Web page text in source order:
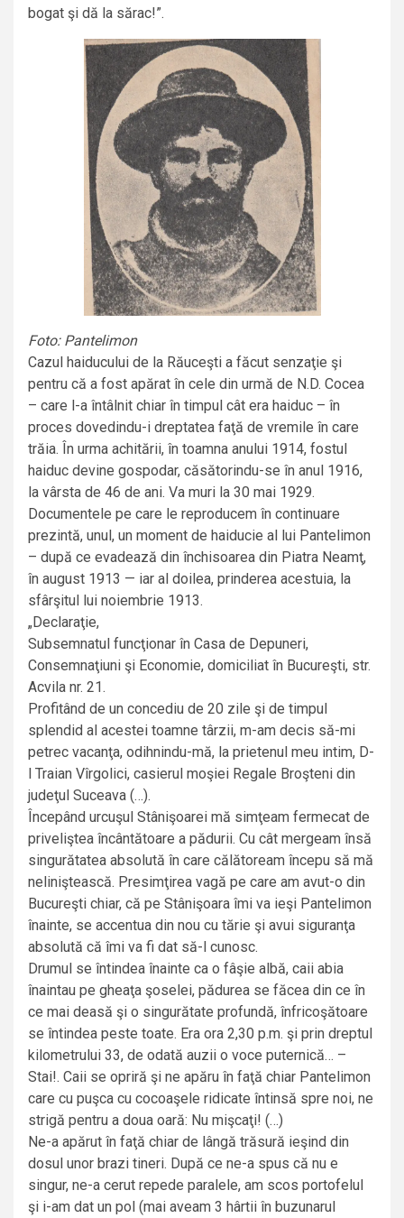
bogat şi dă la sărac!”.
Foto: Pantelimon
Cazul haiducului de la Răuceşti a făcut senzaţie şi
pentru că a fost apărat în cele din urmă de N.D. Cocea
– care l-a întâlnit chiar în timpul cât era haiduc – în
proces dovedindu-i dreptatea faţă de vremile în care
trăia. În urma achitării, în toamna anului 1914, fostul
haiduc devine gospodar, căsătorindu-se în anul 1916,
la vârsta de 46 de ani. Va muri la 30 mai 1929.
Documentele pe care le reproducem în continuare
prezintă, unul, un moment de haiducie al lui Pantelimon
– după ce evadează din închisoarea din Piatra Neamţ,
în august 1913 — iar al doilea, prinderea acestuia, la
sfârşitul lui noiembrie 1913.
„Declaraţie,
Subsemnatul funcţionar în Casa de Depuneri,
Consemnaţiuni şi Economie, domiciliat în Bucureşti, str.
Acvila nr. 21.
Profitând de un concediu de 20 zile şi de timpul
splendid al acestei toamne târzii, m-am decis să-mi
petrec vacanţa, odihnindu-mă, la prietenul meu intim, D-
l Traian Vîrgolici, casierul moşiei Regale Broşteni din
judeţul Suceava (…).
Începând urcuşul Stânişoarei mă simţeam fermecat de
priveliştea încântătoare a pădurii. Cu cât mergeam însă
singurătatea absolută în care călătoream începu să mă
neliniştească. Presimţirea vagă pe care am avut-o din
Bucureşti chiar, că pe Stânişoara îmi va ieşi Pantelimon
înainte, se accentua din nou cu tărie şi avui siguranţa
absolută că îmi va fi dat să-l cunosc.
Drumul se întindea înainte ca o fâşie albă, caii abia
înaintau pe gheaţa şoselei, pădurea se făcea din ce în
ce mai deasă şi o singurătate profundă, înfricoşătoare
se întindea peste toate. Era ora 2,30 p.m. şi prin dreptul
kilometrului 33, de odată auzii o voce puternică… –
Stai!. Caii se opriră şi ne apăru în faţă chiar Pantelimon
care cu puşca cu cocoaşele ridicate întinsă spre noi, ne
strigă pentru a doua oară: Nu mişcaţi! (…)
Ne-a apărut în faţă chiar de lângă trăsură ieşind din
dosul unor brazi tineri. După ce ne-a spus că nu e
singur, ne-a cerut repede paralele, am scos portofelul
şi i-am dat un pol (mai aveam 3 hârtii în buzunarul